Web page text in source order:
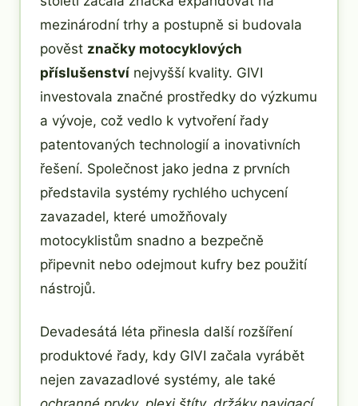
mezinárodní trhy a postupně si budovala
pověst značky motocyklových
příslušenství nejvyšší kvality. GIVI
investovala značné prostředky do výzkumu
a vývoje, což vedlo k vytvoření řady
patentovaných technologií a inovativních
řešení. Společnost jako jedna z prvních
představila systémy rychlého uchycení
zavazadel, které umožňovaly
motocyklistům snadno a bezpečně
připevnit nebo odejmout kufry bez použití
nástrojů.
Devadesátá léta přinesla další rozšíření
produktové řady, kdy GIVI začala vyrábět
nejen zavazadlové systémy, ale také